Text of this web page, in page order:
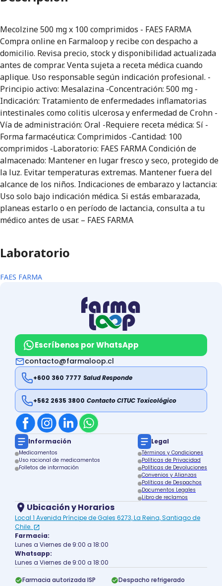
Mecolzine 500 mg x 100 comprimidos - FAES FARMA
Compra online en Farmaloop y recibe con despacho a
domicilio. Revisa precio, stock y disponibilidad actualizada
antes de comprar. Venta sujeta a receta médica cuando
aplique. Uso responsable según indicación profesional. -
Principio activo: Mesalazina -Concentración: 500 mg -
Indicación: Tratamiento de enfermedades inflamatorias
intestinales como colitis ulcerosa y enfermedad de Crohn -
Vía de administración: Oral -Requiere receta médica: Sí -
Forma farmacéutica: Comprimidos -Cantidad: 100
comprimidos -Laboratorio: FAES FARMA Condición de
almacenado: Mantener en lugar fresco y seco, protegido de
la luz. Evitar temperaturas extremas. Mantener fuera del
alcance de los niños. Indicaciones de embarazo y lactancia:
Uso solo bajo indicación médica. Si estás embarazada,
planeas estarlo o en período de lactancia, consulta a tu
médico antes de usar. – FAES FARMA
Laboratorio
FAES FARMA
Escríbenos por WhatsApp
contacto@farmaloop.cl
+600 360 7777 Salud Responde
+562 2635 3800 Contacto CITUC Toxicológico
Información
Medicamentos
Uso racional de medicamentos
Folletos de información
Legal
Términos y Condiciones
Políticas de Privacidad
Políticas de Devoluciones
Convenios y Alianzas
Políticas de Despachos
Documentos Legales
Libro de reclamos
Ubicación y Horarios
Local 1 Avenida Príncipe de Gales 6273, La Reina, Santiago de
Chile.
Farmacia:
Lunes a Viernes de 9:00 a 18:00
Whatsapp:
Lunes a Viernes de 9:00 a 18:00
Farmacia autorizada ISP
Despacho refrigerado